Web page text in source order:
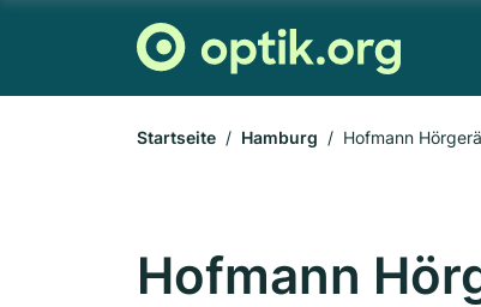
Startseite Hamburg Hofmann
Hofmann